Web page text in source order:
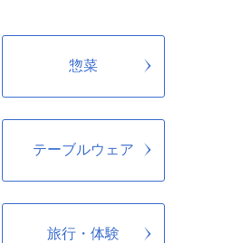
惣菜
テーブルウェア
旅行・体験